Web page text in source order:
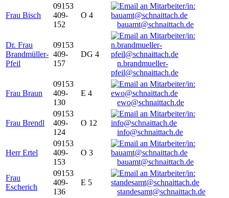
Frau Bisch
09153
409-
152
O 4
bauamt@schnaittach.de
Dr. Frau
Brandmüller-
Pfeil
09153
409-
157
DG 4
n.brandmueller-
pfeil@schnaittach.de
Frau Braun
09153
409-
130
E 4
ewo@schnaittach.de
Frau Brendl
09153
409-
124
O 12
info@schnaittach.de
Herr Ertel
09153
409-
153
O 3
bauamt@schnaittach.de
Frau
Escherich
09153
409-
136
E 5
standesamt@schnaittach.de